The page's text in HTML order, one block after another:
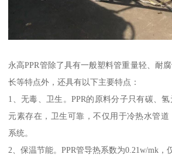
永高PPR管除了具有一般塑料管重量轻、耐
长等特点外，还具有以下主要特点：
1、无毒、卫生。PPR的原料分子只有碳、
元素存在，卫生可靠，不仅用于冷热水管
系统。
2、保温节能。PPR管导热系数为0.21w/mk，